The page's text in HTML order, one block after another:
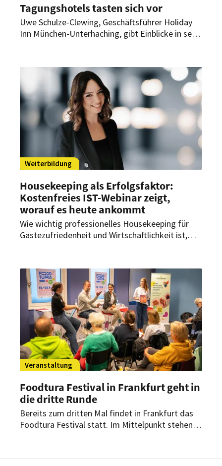
Tagungshotels tasten sich vor
Uwe Schulze-Clewing, Geschäftsführer Holiday
Inn München-Unterhaching, gibt Einblicke in sein
Lockdown kommt.
Weiterbildung
Housekeeping als Erfolgsfaktor:
Kostenfreies IST-Webinar zeigt,
worauf es heute ankommt
Wie wichtig professionelles Housekeeping für
Gästezufriedenheit und Wirtschaftlichkeit ist,
Herausforderungen, Best Practices und künftige
Entwicklungen.
Veranstaltung
Foodtura Festival in Frankfurt geht in
die dritte Runde
Bereits zum dritten Mal findet in Frankfurt das
Foodtura Festival statt. Im Mittelpunkt stehen